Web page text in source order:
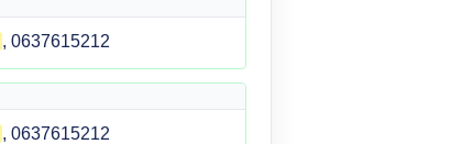
, 0637615212
, 0637615212